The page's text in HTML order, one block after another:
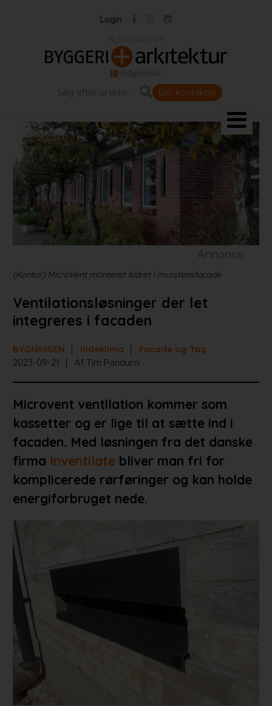
Login
Bliv kontaktet
Landskab og byrum
Bygningen
Projekter
Portrætter
Partnere
Annonce
(Kontor) MicroVent monteret lodret i murstensfacade
Ventilationsløsninger der let
integreres i facaden
BYGNINGEN Indeklima
Facade og Tag
2023-09-21
Af Tim Panduro
Microvent ventilation kommer som
kassetter og er lige til at sætte ind i
facaden. Med løsningen fra det danske
firma Inventilatebliver man fri for
komplicerede rørføringer og kan holde
energiforbruget nede.